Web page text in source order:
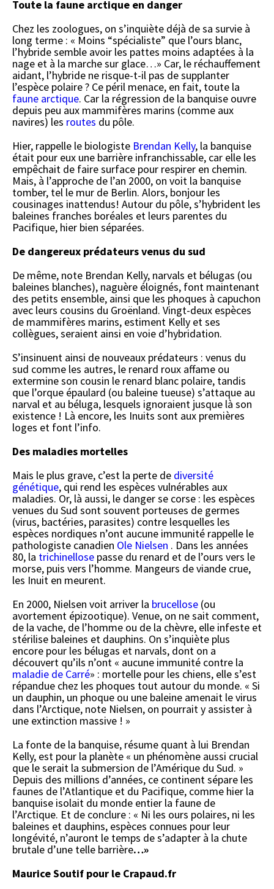
Toute la faune arctique en danger
Chez les zoologues, on s’inquiète déjà de sa survie à
long terme : « Moins “spécialiste” que l’ours blanc,
l’hybride semble avoir les pattes moins adaptées à la
nage et à la marche sur glace…» Car, le réchauffement
aidant, l’hybride ne risque-t-il pas de supplanter
l’espèce polaire ? Ce péril menace, en fait, toute la
faune arctique. Car la régression de la banquise ouvre
depuis peu aux mammifères marins (comme aux
navires) les routes du pôle.
Hier, rappelle le biologiste Brendan Kelly, la banquise
était pour eux une barrière infranchissable, car elle les
empêchait de faire surface pour respirer en chemin.
Mais, à l’approche de l’an 2000, on voit la banquise
tomber, tel le mur de Berlin. Alors, bonjour les
cousinages inattendus! Autour du pôle, s’hybrident les
baleines franches boréales et leurs parentes du
Pacifique, hier bien séparées.
De dangereux prédateurs venus du sud
De même, note Brendan Kelly, narvals et bélugas (ou
baleines blanches), naguère éloignés, font maintenant
des petits ensemble, ainsi que les phoques à capuchon
avec leurs cousins du Groënland. Vingt-deux espèces
de mammifères marins, estiment Kelly et ses
collègues, seraient ainsi en voie d’hybridation.
S’insinuent ainsi de nouveaux prédateurs : venus du
sud comme les autres, le renard roux affame ou
extermine son cousin le renard blanc polaire, tandis
que l’orque épaulard (ou baleine tueuse) s’attaque au
narval et au béluga, lesquels ignoraient jusque là son
existence ! Là encore, les Inuits sont aux premières
loges et font l’info.
Des maladies mortelles
Mais le plus grave, c’est la perte de diversité
génétique, qui rend les espèces vulnérables aux
maladies. Or, là aussi, le danger se corse : les espèces
venues du Sud sont souvent porteuses de germes
(virus, bactéries, parasites) contre lesquelles les
espèces nordiques n’ont aucune immunité rappelle le
pathologiste canadien Ole Nielsen . Dans les années
80, la trichinellose passe du renard et de l’ours vers le
morse, puis vers l’homme. Mangeurs de viande crue,
les Inuit en meurent.
En 2000, Nielsen voit arriver la brucellose (ou
avortement épizootique). Venue, on ne sait comment,
de la vache, de l’homme ou de la chèvre, elle infeste et
stérilise baleines et dauphins. On s’inquiète plus
encore pour les bélugas et narvals, dont on a
découvert qu’ils n’ont « aucune immunité contre la
maladie de Carré» : mortelle pour les chiens, elle s’est
répandue chez les phoques tout autour du monde. « Si
un dauphin, un phoque ou une baleine amenait le virus
dans l’Arctique, note Nielsen, on pourrait y assister à
une extinction massive ! »
La fonte de la banquise, résume quant à lui Brendan
Kelly, est pour la planète « un phénomène aussi crucial
que le serait la submersion de l’Amérique du Sud. »
Depuis des millions d’années, ce continent sépare les
faunes de l’Atlantique et du Pacifique, comme hier la
banquise isolait du monde entier la faune de
l’Arctique. Et de conclure : « Ni les ours polaires, ni les
baleines et dauphins, espèces connues pour leur
longévité, n’auront le temps de s’adapter à la chute
brutale d’une telle barrière…»
Maurice Soutif pour le Crapaud.fr